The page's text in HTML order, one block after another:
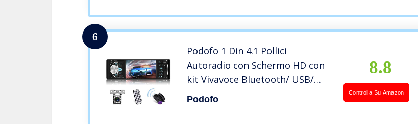
6
Podofo 1 Din 4.1 Pollici
Autoradio con Schermo HD con
kit Vivavoce Bluetooth/ USB/
FM/ SD/ AUX/ Telecamere di
Podofo
8.8
Controlla Su Amazon